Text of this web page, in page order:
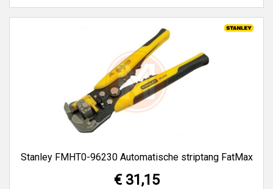
Stanley FMHT0-96230 Automatische striptang FatMax
€ 31,15